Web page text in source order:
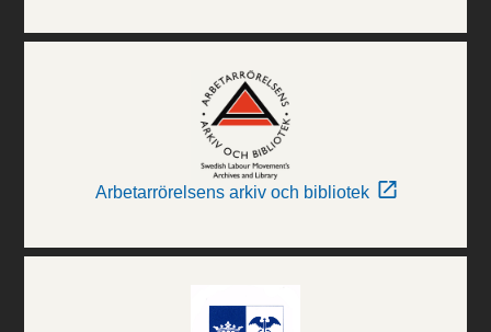
Arbetarrörelsens arkiv och bibliotek